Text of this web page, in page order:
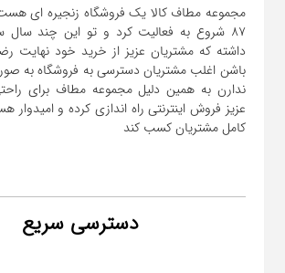
مجموعه مطاف کالا یک فروشگاه زنجیره ای
۸۷ شروع به فعالیت کرد و تو این چند
داشته که مشتریان عزیز از خرید خود نهایت
باشن اغلب مشتریان دسترسی به فروشگاه به
ندارن به همین دلیل مجموعه مطاف برای
عزیز فروش اینترنتی راه اندازی کرده و
کامل مشتریان کسب کند
دسترسی سریع